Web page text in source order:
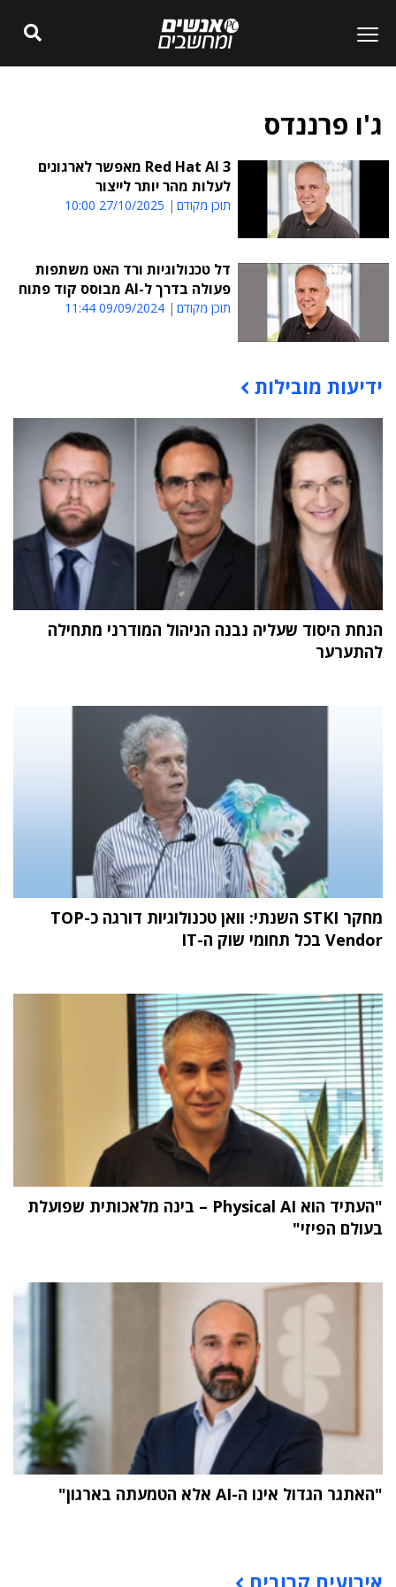
ג'ו פרננדס
Red Hat AI 3 מאפשר לארגונים
לעלות מהר יותר לייצור
תוכן מקודם 27/10/2025 10:00
דל טכנולוגיות ורד האט משתפות
פעולה בדרך ל-AI מבוסס קוד פתוח
תוכן מקודם 09/09/2024 11:44
תוכן פרסומי
ידיעות מובילות
הנחת היסוד שעליה נבנה הניהול המודרני מתחילה
להתערער
מחקר STKI השנתי: וואן טכנולוגיות דורגה כ-TOP
Vendor בכל תחומי שוק ה-IT
"העתיד הוא Physical AI – בינה מלאכותית שפועלת
בעולם הפיזי"
"האתגר הגדול אינו ה-AI אלא הטמעתה בארגון"
אירועים קרובים